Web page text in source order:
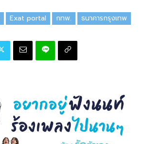
Exat portal กทพ. ธนาคารกรุงเทพ